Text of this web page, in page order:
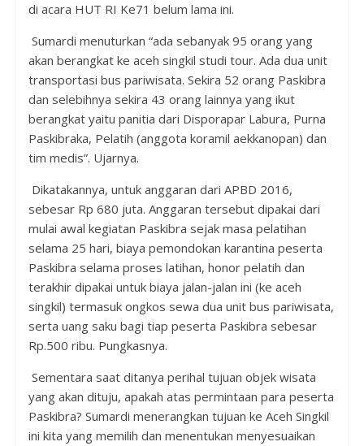
di acara HUT RI Ke71 belum lama ini.
Sumardi menuturkan “ada sebanyak 95 orang yang
akan berangkat ke aceh singkil studi tour. Ada dua unit
transportasi bus pariwisata. Sekira 52 orang Paskibra
dan selebihnya sekira 43 orang lainnya yang ikut
berangkat yaitu panitia dari Disporapar Labura, Purna
Paskibraka, Pelatih (anggota koramil aekkanopan) dan
tim medis”. Ujarnya.
Dikatakannya, untuk anggaran dari APBD 2016,
sebesar Rp 680 juta. Anggaran tersebut dipakai dari
mulai awal kegiatan Paskibra sejak masa pelatihan
selama 25 hari, biaya pemondokan karantina peserta
Paskibra selama proses latihan, honor pelatih dan
terakhir dipakai untuk biaya jalan-jalan ini (ke aceh
singkil) termasuk ongkos sewa dua unit bus pariwisata,
serta uang saku bagi tiap peserta Paskibra sebesar
Rp.500 ribu. Pungkasnya.
Sementara saat ditanya perihal tujuan objek wisata
yang akan dituju, apakah atas permintaan para peserta
Paskibra? Sumardi menerangkan tujuan ke Aceh Singkil
ini kita yang memilih dan menentukan menyesuaikan